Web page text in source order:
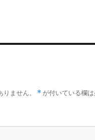
ません。 * が付いている欄